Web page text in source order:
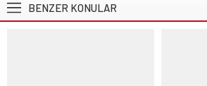
BENZER KONULAR